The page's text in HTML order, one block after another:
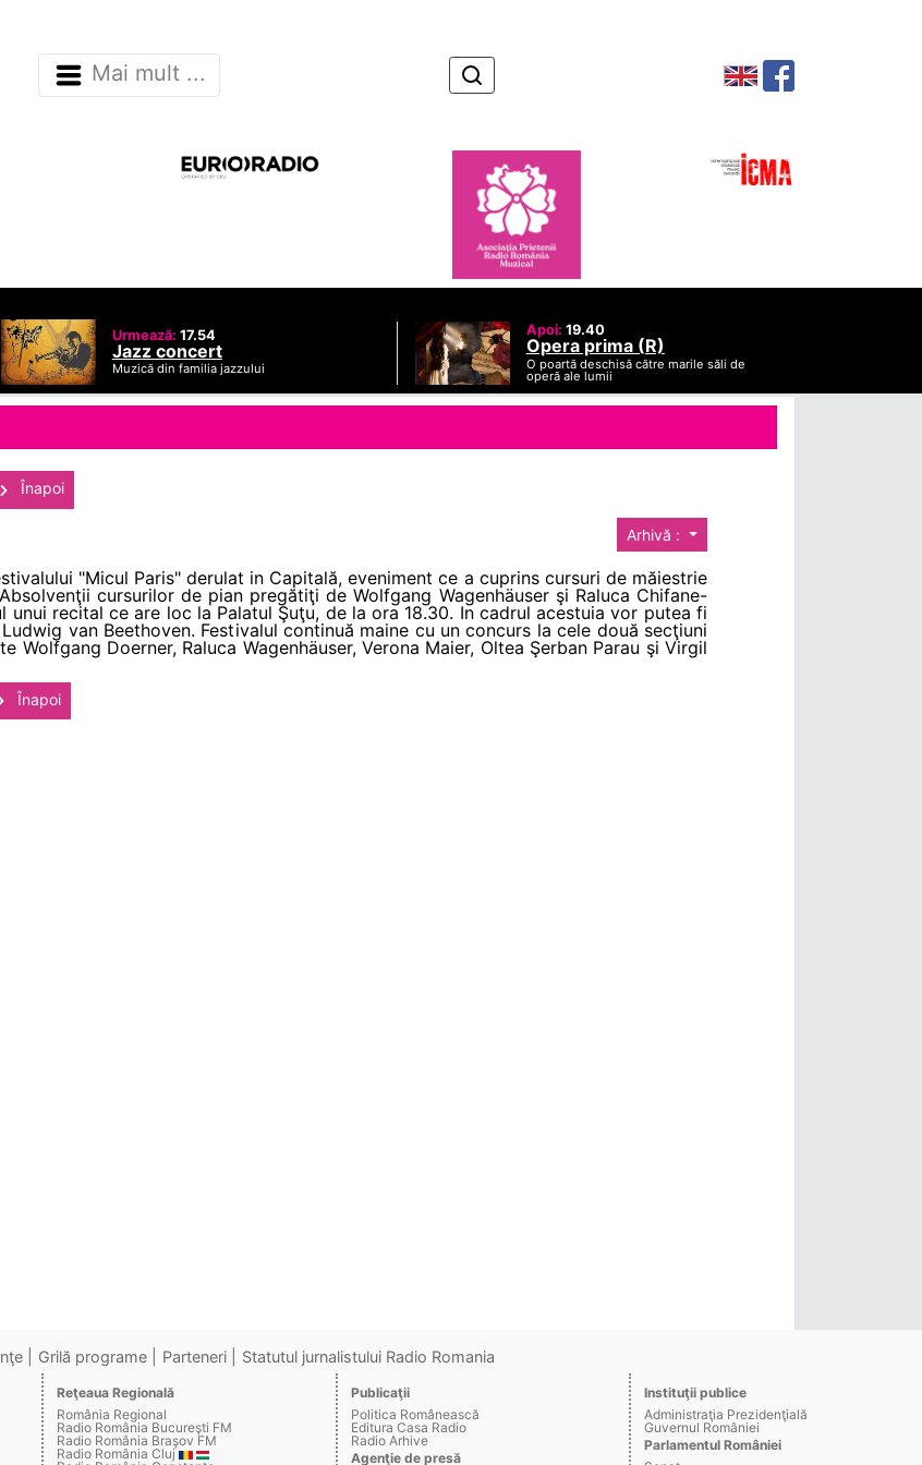
Mai mult ...
Urmează: 17.54
Jazz concert
Muzică din familia jazzului
Apoi: 19.40
Opera prima (R)
O poartă deschisă către marile săli de
operă ale lumii
Înapoi
Arhivă :
"Micul Paris" derulat in Capitală, eveniment ce a cuprins cursuri de măiestrie
cursurilor de pian pregătiţi de Wolfgang Wagenhäuser şi Raluca Chifane-
unui recital ce are loc la Palatul Şuţu, de la ora 18.30. In cadrul acestuia vor putea fi
van Beethoven. Festivalul continuă maine cu un concurs la cele două secţiuni
Doerner, Raluca Wagenhäuser, Verona Maier, Oltea Şerban Parau şi Virgil
Înapoi
Grilă programe Parteneri Statutul jurnalistului Radio Romania
Reţeaua Regională
România Regional
Radio România Bucureşti FM
Radio România Braşov FM
Radio România Cluj
Publicaţii
Politica Românească
Editura Casa Radio
Radio Arhive
Agenţie de presă
Instituţii publice
Administraţia Prezidenţială
Guvernul României
Parlamentul României